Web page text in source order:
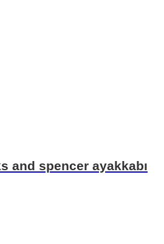
and spencer ayakkabı